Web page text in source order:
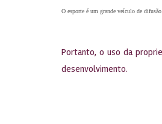
O esporte é um grande veículo de
Portanto, o uso da
desenvolvimento.